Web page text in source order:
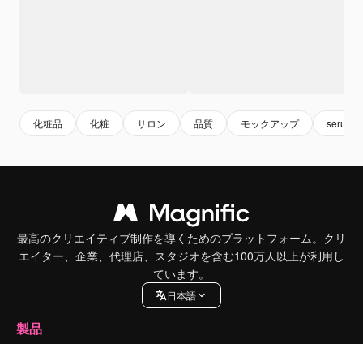
化粧品 化粧 サロン 品質 モックアップ serum
最高のクリエイティブ制作を導くためのプラットフォーム。クリ
エイター、企業、代理店、スタジオを含む100万人以上が利用し
ています。
日本語
製品